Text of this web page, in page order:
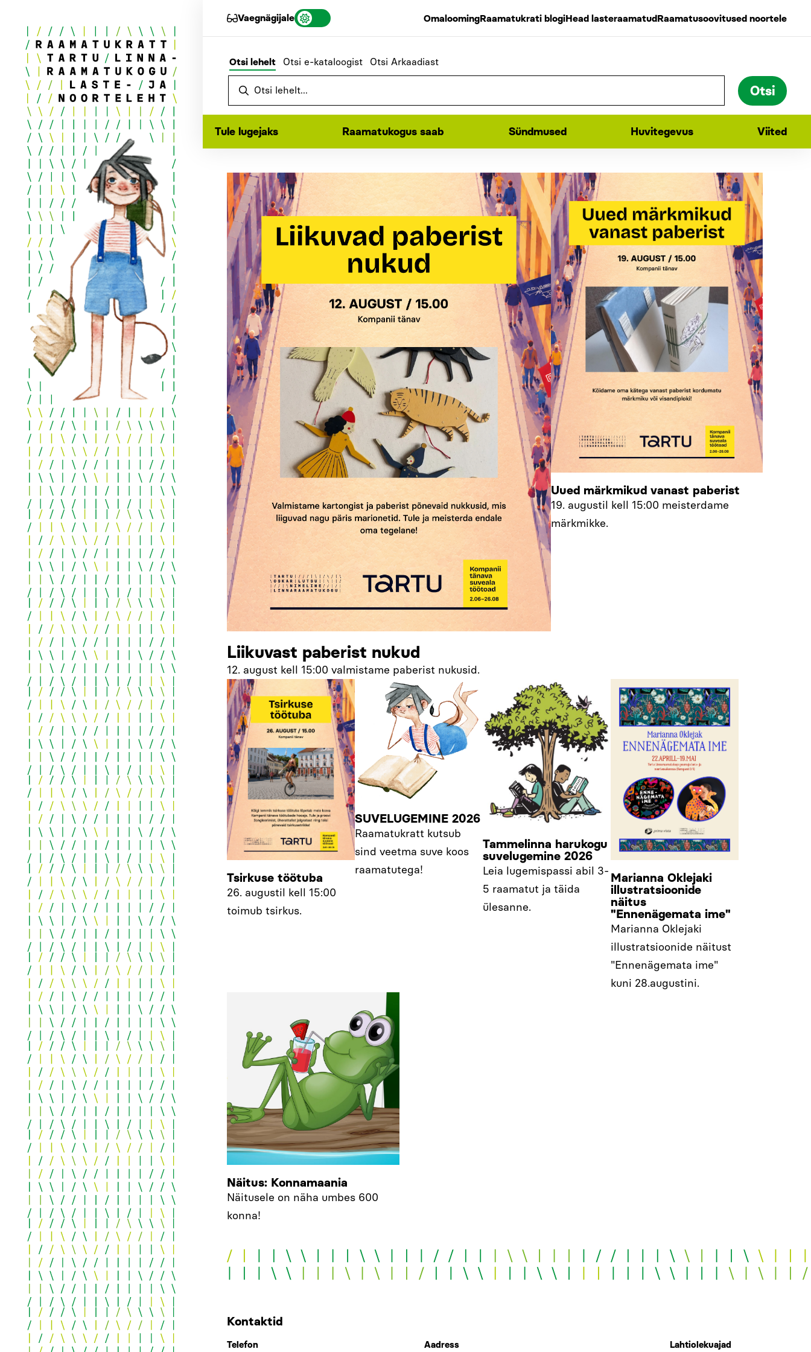
Vaegnägijale OmaloomingRaamatukrati blogiHead lasteraamatudRaamatusoovitused noortele
Otsi lehelt Otsi e-kataloogist Otsi Arkaadiast
Tule lugejaks Raamatukogus saab Sündmused Huvitegevus Viited
Liikuvast paberist nukud
12. august kell 15:00 valmistame paberist nukusid.
Uued märkmikud vanast paberist
19. augustil kell 15:00 meisterdame
märkmikke.
Tsirkuse töötuba
26. augustil kell 15:00
toimub tsirkus.
SUVELUGEMINE 2026
Raamatukratt kutsub
sind veetma suve koos
raamatutega!
Tammelinna harukogu
suvelugemine 2026
Leia lugemispassi abil 3-
5 raamatut ja täida
ülesanne.
Marianna Oklejaki
illustratsioonide
näitus
"Ennenägemata ime"
Marianna Oklejaki
illustratsioonide näitust
"Ennenägemata ime"
kuni 28.augustini.
Näitus: Konnamaania
Näitusele on näha umbes 600
konna!
Kontaktid
Telefon Aadress Lahtiolekuajad